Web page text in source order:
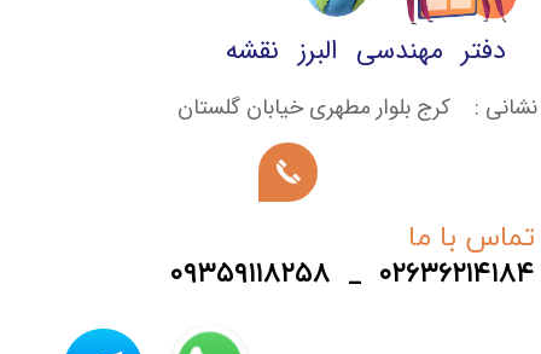
★★
دفتر مهندسی البرز نقشه
نشانی : کرج بلوار مطهری خیابان گلستان
تماس با ما
۰۹۳۵۹۱۱۸۲۵۸ _ ۰۲۶۳۶۲۱۴۱۸۴